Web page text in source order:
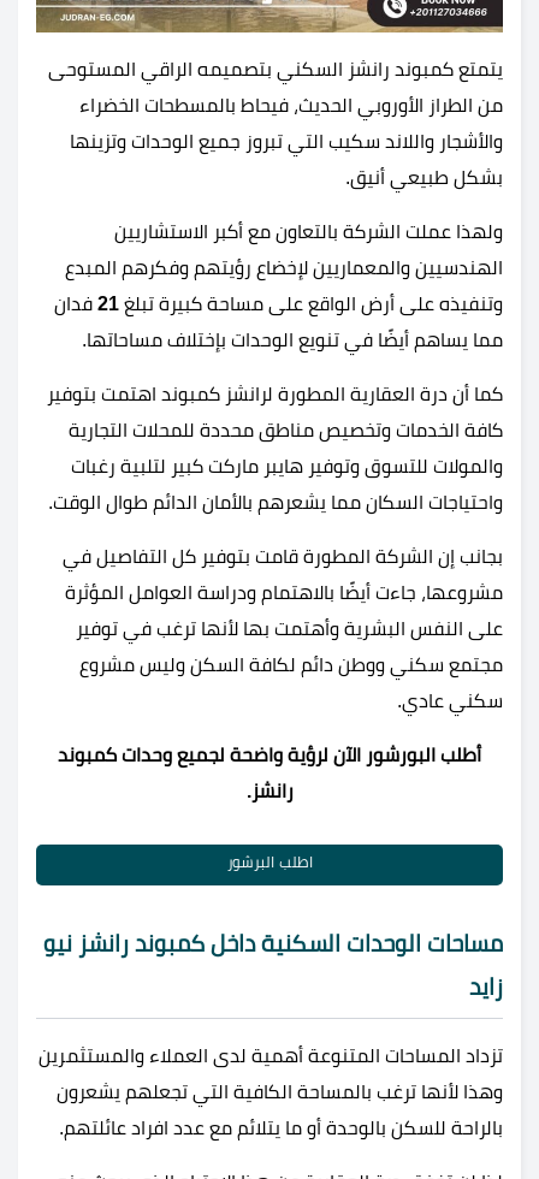
يتمتع كمبوند رانشز السكني بتصميمه الراقي المستوحى
من الطراز الأوروبي الحديث، فيحاط بالمسطحات الخضراء
والأشجار واللاند سكيب التي تبروز جميع الوحدات وتزينها
بشكل طبيعي أنيق.
ولهذا عملت الشركة بالتعاون مع أكبر الاستشاريين
الهندسيين والمعماريين لإخضاع رؤيتهم وفكرهم المبدع
وتنفيذه على أرض الواقع على مساحة كبيرة تبلغ 21 فدان
مما يساهم أيضًا في تنويع الوحدات بإختلاف مساحاتها.
كما أن درة العقارية المطورة لرانشز كمبوند اهتمت بتوفير
كافة الخدمات وتخصيص مناطق محددة للمحلات التجارية
والمولات للتسوق وتوفير هايبر ماركت كبير لتلبية رغبات
واحتياجات السكان مما يشعرهم بالأمان الدائم طوال الوقت.
بجانب إن الشركة المطورة قامت بتوفير كل التفاصيل في
مشروعها، جاءت أيضًا بالاهتمام ودراسة العوامل المؤثرة
على النفس البشرية وأهتمت بها لأنها ترغب في توفير
مجتمع سكني ووطن دائم لكافة السكن وليس مشروع
سكني عادي.
أطلب البورشور الآن لرؤية واضحة لجميع وحدات كمبوند
رانشز.
اطلب البرشور
مساحات الوحدات السكنية داخل كمبوند رانشز نيو
زايد
تزداد المساحات المتنوعة أهمية لدى العملاء والمستثمرين
وهذا لأنها ترغب بالمساحة الكافية التي تجعلهم يشعرون
بالراحة للسكن بالوحدة أو ما يتلائم مع عدد افراد عائلتهم.